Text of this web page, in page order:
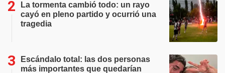
La tormenta cambió todo: un rayo
cayó en pleno partido y ocurrió una
tragedia
Escándalo total: las dos personas
más importantes que quedarían